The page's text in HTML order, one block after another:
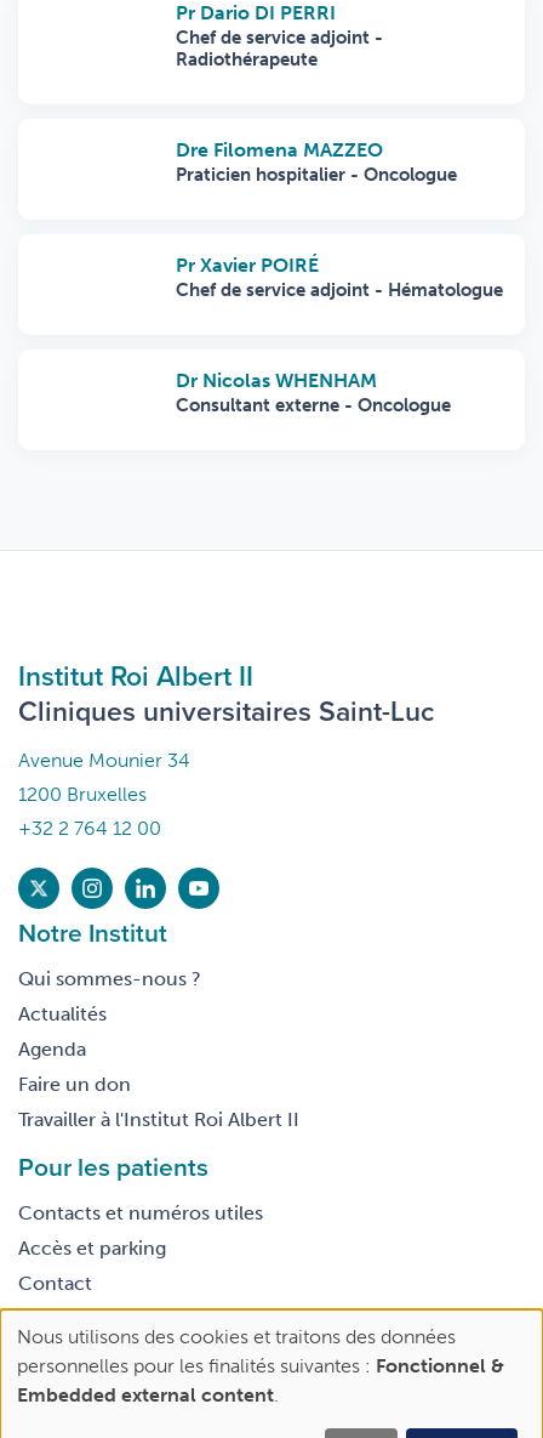
Pr Dario DI PERRI
Chef de service adjoint -
Radiothérapeute
Dre Filomena MAZZEO
Praticien hospitalier - Oncologue
Pr Xavier POIRÉ
Chef de service adjoint - Hématologue
Dr Nicolas WHENHAM
Consultant externe - Oncologue
Institut Roi Albert II
Cliniques universitaires Saint-Luc
Avenue Mounier 34
1200 Bruxelles
+32 2 764 12 00
Notre Institut
Qui sommes-nous ?
Actualités
Agenda
Faire un don
Travailler à l'Institut Roi Albert II
Pour les patients
Contacts et numéros utiles
Accès et parking
Contact
Footer
legal
Conditions générales d’utilisation
Use
of
personal
Nous utilisons des cookies et traitons des données
personnelles pour les finalités suivantes : Fonctionnel &
Embedded external content.